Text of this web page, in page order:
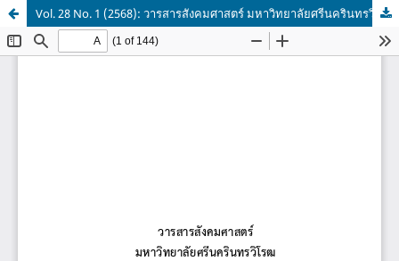
Vol. 28 No. 1 (2568): วารสารสังคมศาสตร์ มหาวิทยาลัยศรีนครินทรวิโรฒ ปีที่ 28 ฉบับที่ 1 (มกราคม - มิถุนายน 2568)